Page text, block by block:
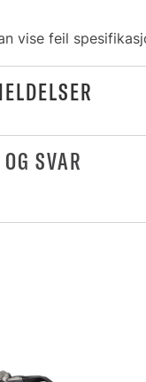
vise feil
SVAR